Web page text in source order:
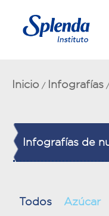
Inicio / Infografías
Infografías de
Todos Azúcar